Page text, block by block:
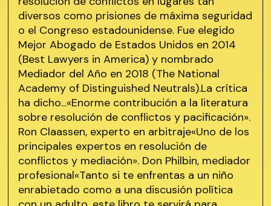
diversos como prisiones de máxima seguridad
o el Congreso estadounidense. Fue elegido
Mejor Abogado de Estados Unidos en 2014
(Best Lawyers in America) y nombrado
Mediador del Año en 2018 (The National
Academy of Distinguished Neutrals).La crítica
ha dicho...«Enorme contribución a la literatura
sobre resolución de conflictos y pacificación».
Ron Claassen, experto en arbitraje«Uno de los
principales expertos en resolución de
conflictos y mediación». Don Philbin, mediador
profesional«Tanto si te enfrentas a un niño
enrabietado como a una discusión política